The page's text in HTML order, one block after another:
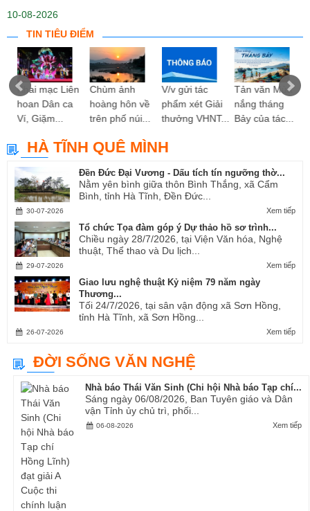
10-08-2026
TIN TIÊU ĐIỂM
Khai mạc Liên
hoan Dân ca
Ví, Giặm...
Chùm ảnh
hoàng hôn về
trên phố núi...
V/v gửi tác
phẩm xét Giải
thưởng VHNT...
Tản văn Mùa
nắng tháng
Bảy của tác...
HÀ TĨNH QUÊ MÌNH
Đền Đức Đại Vương - Dấu tích tín ngưỡng thờ...
Nằm yên bình giữa thôn Bình Thắng, xã Cẩm
Bình, tỉnh Hà Tĩnh, Đền Đức...
Xem tiếp
30-07-2026
Tổ chức Tọa đàm góp ý Dự thảo hồ sơ trình...
Chiều ngày 28/7/2026, tại Viện Văn hóa, Nghệ
thuật, Thể thao và Du lịch...
Xem tiếp
29-07-2026
Giao lưu nghệ thuật Kỷ niệm 79 năm ngày
Thương...
Tối 24/7/2026, tại sân vận động xã Sơn Hồng,
tỉnh Hà Tĩnh, xã Sơn Hồng...
Xem tiếp
26-07-2026
ĐỜI SỐNG VĂN NGHỆ
Nhà báo Thái Văn Sinh (Chi hội Nhà báo Tạp chí...
Sáng ngày 06/08/2026, Ban Tuyên giáo và Dân
vận Tỉnh ủy chủ trì, phối...
Xem tiếp
06-08-2026